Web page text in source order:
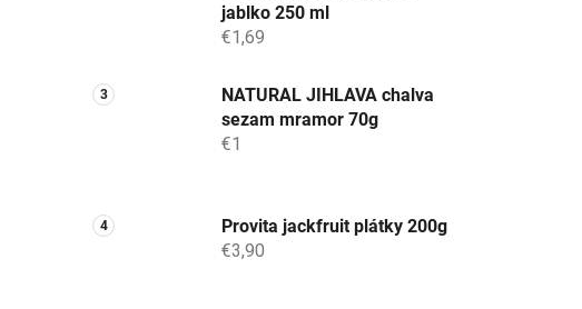
jablko 250 ml
€1,69
NATURAL JIHLAVA chalva
sezam mramor 70g
€1
Provita jackfruit plátky 200g
€3,90